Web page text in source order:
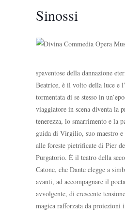
Sinossi
spaventose della dannazione
Beatrice, è il volto della luce e
tormentata di se stesso in
viaggiatore in scena diventa la
tenerezza, lo smarrimento e la
guida di Virgilio, suo maestro
alle foreste pietriﬁcate di Pier
Purgatorio. È il teatro della
Catone, che Dante elegge a
avanti, ad accompagnare il
avvolgente, di crescente
magica raﬀorzata da